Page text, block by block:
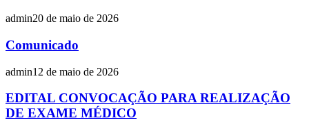
admin20 de maio de 2026
Comunicado
admin12 de maio de 2026
EDITAL CONVOCAÇÃO PARA REALIZAÇÃO
DE EXAME MÉDICO